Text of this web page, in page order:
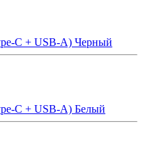
C + USB-A) Черный
C + USB-A) Белый